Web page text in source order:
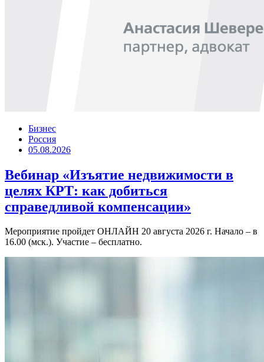
Бизнес
Россия
05.08.2026
Вебинар «Изъятие недвижимости в
целях КРТ: как добиться
справедливой компенсации»
Мероприятие пройдет ОНЛАЙН 20 августа 2026 г. Начало – в
16.00 (мск.). Участие – бесплатно.